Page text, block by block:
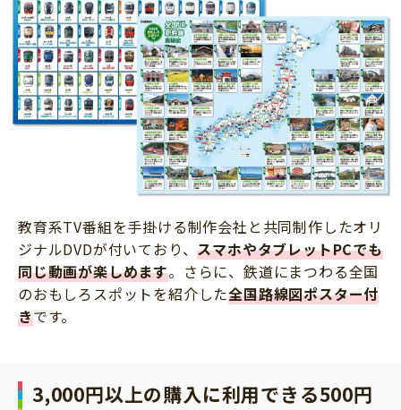
教育系TV番組を手掛ける制作会社と共同制作したオリ
ジナルDVDが付いており、スマホやタブレットPCでも
同じ動画が楽しめます。さらに、鉄道にまつわる全国
のおもしろスポットを紹介した全国路線図ポスター付
きです。
3,000円以上の購入に利用できる500円